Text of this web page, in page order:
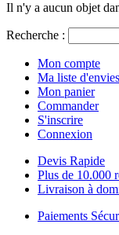
Il n'y a aucun objet
Recherche :
Mon compte
Ma liste d'envies
Mon panier
Commander
S'inscrire
Connexion
Devis Rapide
Plus de 10.000
Livraison à
Paiements